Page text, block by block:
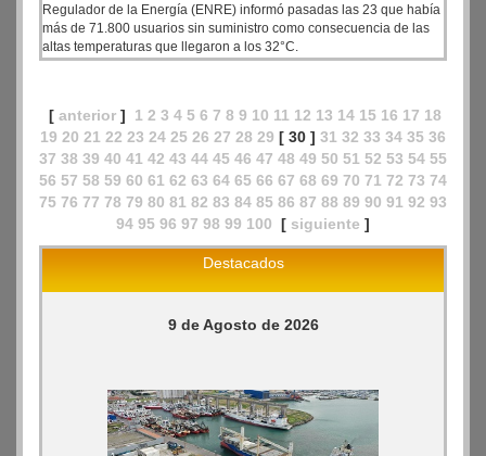
Regulador de la Energía (ENRE) informó pasadas las 23 que había
más de 71.800 usuarios sin suministro como consecuencia de las
altas temperaturas que llegaron a los 32°C.
[ anterior ] 1 2 3 4 5 6 7 8 9 10 11 12 13 14 15 16 17 18
19 20 21 22 23 24 25 26 27 28 29 [ 30 ] 31 32 33 34 35 36
37 38 39 40 41 42 43 44 45 46 47 48 49 50 51 52 53 54 55
56 57 58 59 60 61 62 63 64 65 66 67 68 69 70 71 72 73 74
75 76 77 78 79 80 81 82 83 84 85 86 87 88 89 90 91 92 93
94 95 96 97 98 99 100 [ siguiente ]
Destacados
9 de Agosto de 2026